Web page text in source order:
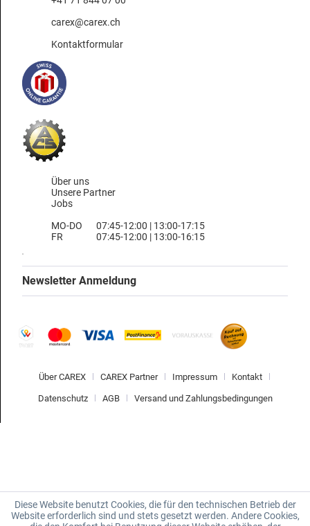
carex@carex.ch
Kontaktformular
Über uns
Unsere Partner
Jobs
MO-DO
FR
07:45-12:00 | 13:00-17:15
07:45-12:00 | 13:00-16:15
Newsletter Anmeldung
Über CAREX CAREX Partner Impressum Kontakt
Datenschutz AGB Versand und Zahlungsbedingungen
Diese Website benutzt Cookies, die für den technischen Betrieb der
Website erforderlich sind und stets gesetzt werden. Andere Cookies,